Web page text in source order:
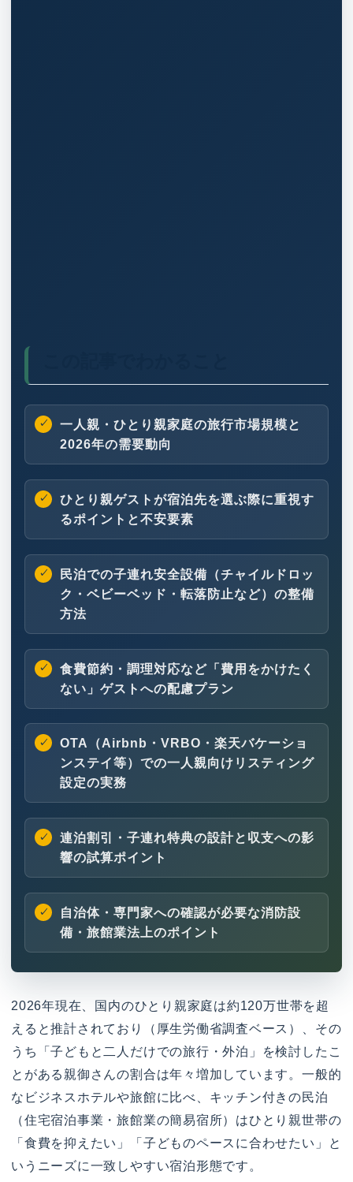
一人親・ひとり親家庭の旅行市場規模と
2026年の需要動向
ひとり親ゲストが宿泊先を選ぶ際に重視す
るポイントと不安要素
民泊での子連れ安全設備（チャイルドロッ
ク・ベビーベッド・転落防止など）の整備
方法
食費節約・調理対応など「費用をかけたく
ない」ゲストへの配慮プラン
OTA（Airbnb・VRBO・楽天バケーショ
ンステイ等）での一人親向けリスティング
設定の実務
連泊割引・子連れ特典の設計と収支への影
響の試算ポイント
自治体・専門家への確認が必要な消防設
備・旅館業法上のポイント
2026年現在、国内のひとり親家庭は約120万世帯を超
えると推計されており（厚生労働省調査ベース）、その
うち「子どもと二人だけでの旅行・外泊」を検討したこ
とがある親御さんの割合は年々増加しています。一般的
なビジネスホテルや旅館に比べ、キッチン付きの民泊
（住宅宿泊事業・旅館業の簡易宿所）はひとり親世帯の
「食費を抑えたい」「子どものペースに合わせたい」と
いうニーズに一致しやすい宿泊形態です。